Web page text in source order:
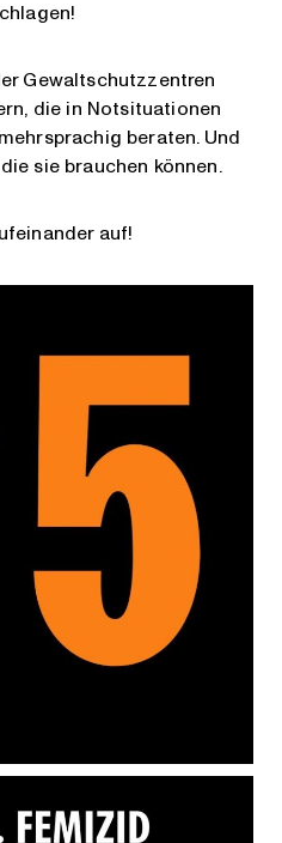
Gewaltschutzzentren
die in Notsituationen
beraten. Und
sie brauchen können.
auf!